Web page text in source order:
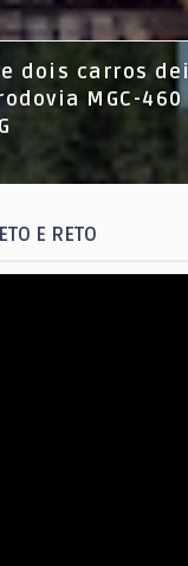
dois carros
MGC-460
E RETO